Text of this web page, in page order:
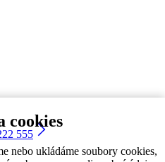
cookies
nebo ukládáme soubory cookies,
555